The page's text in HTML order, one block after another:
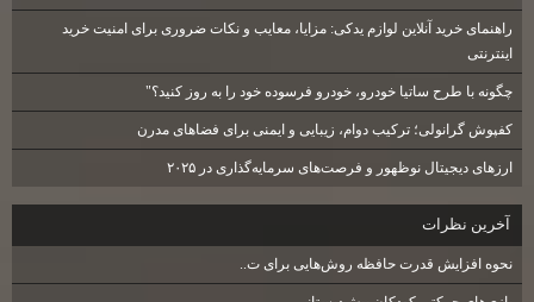
راهنمای خرید آنلاین لوازم یدکی: مزایا، معایب و نکات ضروری برای امنیت خرید
اینترنتی
چگونه با طرح ساتیا خودرو، خودرو فرسوده خود را به روز کنید؟"
کفپوش گرانولی؛ ترکیب دوام، زیبایی و ایمنی برای فضاهای مدرن
ارزهای دیجیتال نوظهور و فرصت‌های سرمایه‌گذاری در ۲۰۲۵
آخرين نظرات
نحوه افزایش قدرت حافظه روش‌هایی برای ت..